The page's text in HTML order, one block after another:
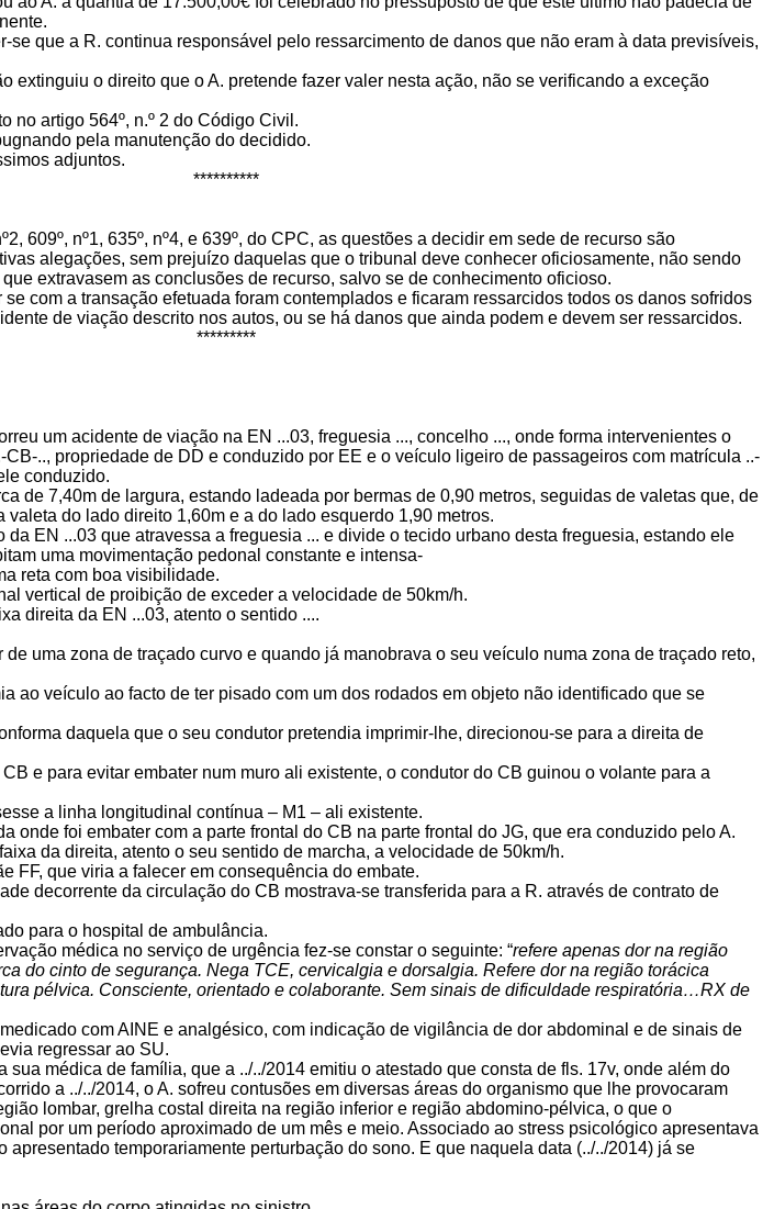
se que a R. continua responsável pelo ressarcimento de danos que não eram à data previsíveis,
extinguiu o direito que o A. pretende fazer valer nesta ação, não se verificando a exceção
no artigo 564º, n.º 2 do Código Civil.
pela manutenção do decidido.
adjuntos.
**********
609º, nº1, 635º, nº4, e 639º, do CPC, as questões a decidir em sede de recurso são
alegações, sem prejuízo daquelas que o tribunal deve conhecer oficiosamente, não sendo
extravasem as conclusões de recurso, salvo se de conhecimento oficioso.
com a transação efetuada foram contemplados e ficaram ressarcidos todos os danos sofridos
de viação descrito nos autos, ou se há danos que ainda podem e devem ser ressarcidos.
*********
um acidente de viação na EN ...03, freguesia ..., concelho ..., onde forma intervenientes o
.., propriedade de DD e conduzido por EE e o veículo ligeiro de passageiros com matrícula ..-
conduzido.
de 7,40m de largura, estando ladeada por bermas de 0,90 metros, seguidas de valetas que, de
do lado direito 1,60m e a do lado esquerdo 1,90 metros.
da EN ...03 que atravessa a freguesia ... e divide o tecido urbano desta freguesia, estando ele
uma movimentação pedonal constante e intensa-
reta com boa visibilidade.
vertical de proibição de exceder a velocidade de 50km/h.
direita da EN ...03, atento o sentido ....
uma zona de traçado curvo e quando já manobrava o seu veículo numa zona de traçado reto,
ao veículo ao facto de ter pisado com um dos rodados em objeto não identificado que se
daquela que o seu condutor pretendia imprimir-lhe, direcionou-se para a direita de
e para evitar embater num muro ali existente, o condutor do CB guinou o volante para a
a linha longitudinal contínua – M1 – ali existente.
onde foi embater com a parte frontal do CB na parte frontal do JG, que era conduzido pelo A.
da direita, atento o seu sentido de marcha, a velocidade de 50km/h.
FF, que viria a falecer em consequência do embate.
decorrente da circulação do CB mostrava-se transferida para a R. através de contrato de
para o hospital de ambulância.
médica no serviço de urgência fez-se constar o seguinte: “refere apenas dor na região
do cinto de segurança. Nega TCE, cervicalgia e dorsalgia. Refere dor na região torácica
pélvica. Consciente, orientado e colaborante. Sem sinais de dificuldade respiratória…RX de
com AINE e analgésico, com indicação de vigilância de dor abdominal e de sinais de
regressar ao SU.
sua médica de família, que a ../../2014 emitiu o atestado que consta de fls. 17v, onde além do
a ../../2014, o A. sofreu contusões em diversas áreas do organismo que lhe provocaram
lombar, grelha costal direita na região inferior e região abdomino-pélvica, o que o
por um período aproximado de um mês e meio. Associado ao stress psicológico apresentava
apresentado temporariamente perturbação do sono. E que naquela data (../../2014) já se